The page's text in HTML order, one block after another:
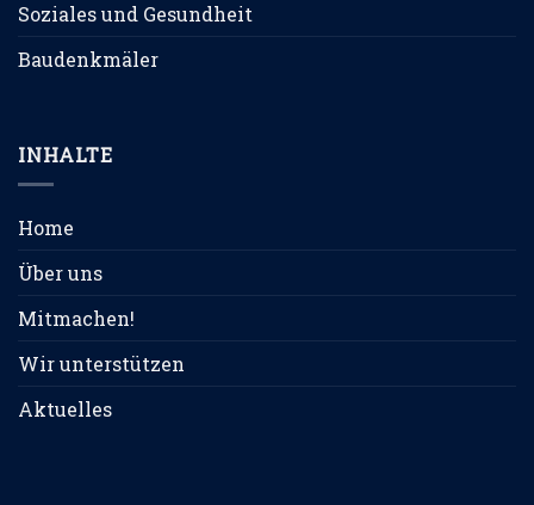
Soziales und Gesundheit
Baudenkmäler
INHALTE
Home
Über uns
Mitmachen!
Wir unterstützen
Aktuelles